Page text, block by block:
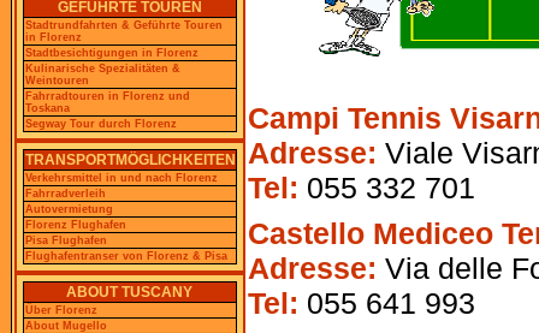
GEFÜHRTE TOUREN
Stadtrundfahrten & Geführte Touren
in Florenz
Stadtbesichtigungen in Florenz
Kulinarische Spezialitäten &
Weintouren
Fahrradtouren in Florenz und
Toskana
Segway Tour durch Florenz
TRANSPORTMÖGLICHKEITEN
Verkehrsmittel in und nach Florenz
Fahrradverleih
Autovermietung
Florenz Flughafen
Pisa Flughafen
Flughafentranser von Florenz & Pisa
ABOUT TUSCANY
Über Florenz
About Mugello
Campi Tennis
Adresse: Viale
Tel: 055 332 701
Castello Mediceo
Adresse: Via delle
Tel: 055 641 993